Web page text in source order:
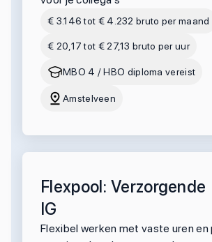
€ 3.146 tot € 4.232 bruto per maand
€ 20,17 tot € 27,13 bruto per uur
MBO 4 / HBO diploma vereist
Amstelveen
Flexpool: Verzorgende
IG
Flexibel werken met vaste uren